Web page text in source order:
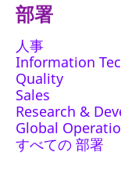
部署
人事
Information
Quality
Sales
Research &
Global
すべての 部署